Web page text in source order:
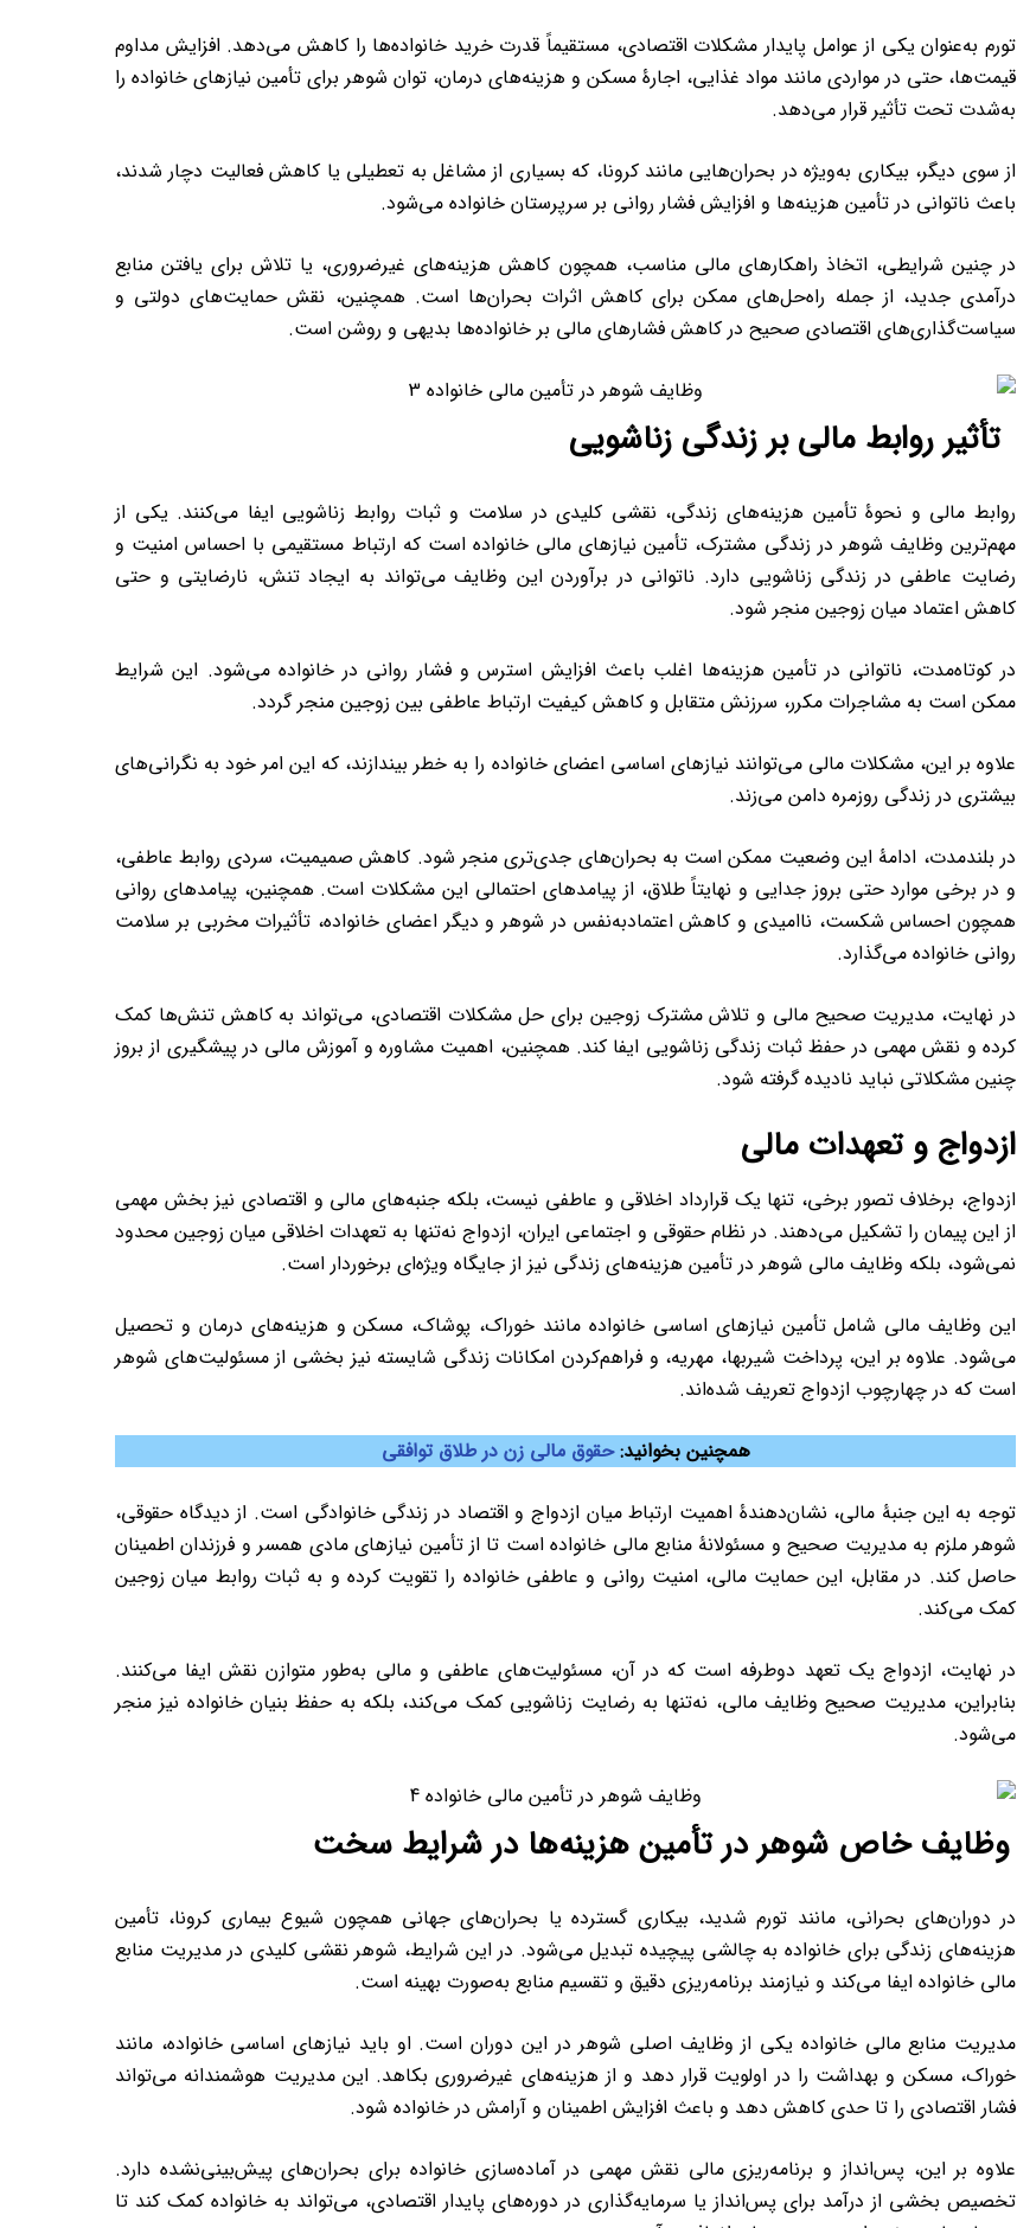
تورم به‌عنوان یکی از عوامل پایدار مشکلات اقتصادی، مستقیماً قدرت خرید خانواده‌ها را کاهش می‌دهد. افزایش مداوم
قیمت‌ها، حتی در مواردی مانند مواد غذایی، اجارۀ مسکن و هزینه‌های درمان، توان شوهر برای تأمین نیازهای خانواده را
به‌شدت تحت تأثیر قرار می‌دهد.
از سوی دیگر، بیکاری به‌ویژه در بحران‌هایی مانند کرونا، که بسیاری از مشاغل به تعطیلی یا کاهش فعالیت دچار شدند،
باعث ناتوانی در تأمین هزینه‌ها و افزایش فشار روانی بر سرپرستان خانواده می‌شود.
در چنین شرایطی، اتخاذ راهکارهای مالی مناسب، همچون کاهش هزینه‌های غیرضروری، یا تلاش برای یافتن منابع
درآمدی جدید، از جمله راه‌حل‌های ممکن برای کاهش اثرات بحران‌ها است. همچنین، نقش حمایت‌های دولتی و
سیاست‌گذاری‌های اقتصادی صحیح در کاهش فشارهای مالی بر خانواده‌ها بدیهی و روشن است.
تأثیر روابط مالی بر زندگی زناشویی
روابط مالی و نحوۀ تأمین هزینه‌های زندگی، نقشی کلیدی در سلامت و ثبات روابط زناشویی ایفا می‌کنند. یکی از
مهم‌ترین وظایف شوهر در زندگی مشترک، تأمین نیازهای مالی خانواده است که ارتباط مستقیمی با احساس امنیت و
رضایت عاطفی در زندگی زناشویی دارد. ناتوانی در برآوردن این وظایف می‌تواند به ایجاد تنش، نارضایتی و حتی
کاهش اعتماد میان زوجین منجر شود.
در کوتاه‌مدت، ناتوانی در تأمین هزینه‌ها اغلب باعث افزایش استرس و فشار روانی در خانواده می‌شود. این شرایط
ممکن است به مشاجرات مکرر، سرزنش متقابل و کاهش کیفیت ارتباط عاطفی بین زوجین منجر گردد.
علاوه بر این، مشکلات مالی می‌توانند نیازهای اساسی اعضای خانواده را به خطر بیندازند، که این امر خود به نگرانی‌های
بیشتری در زندگی روزمره دامن می‌زند.
در بلندمدت، ادامۀ این وضعیت ممکن است به بحران‌های جدی‌تری منجر شود. کاهش صمیمیت، سردی روابط عاطفی،
و در برخی موارد حتی بروز جدایی و نهایتاً طلاق، از پیامدهای احتمالی این مشکلات است. همچنین، پیامدهای روانی
همچون احساس شکست، ناامیدی و کاهش اعتمادبه‌نفس در شوهر و دیگر اعضای خانواده، تأثیرات مخربی بر سلامت
روانی خانواده می‌گذارد.
در نهایت، مدیریت صحیح مالی و تلاش مشترک زوجین برای حل مشکلات اقتصادی، می‌تواند به کاهش تنش‌ها کمک
کرده و نقش مهمی در حفظ ثبات زندگی زناشویی ایفا کند. همچنین، اهمیت مشاوره و آموزش مالی در پیشگیری از بروز
چنین مشکلاتی نباید نادیده گرفته شود.
ازدواج و تعهدات مالی
ازدواج، برخلاف تصور برخی، تنها یک قرارداد اخلاقی و عاطفی نیست، بلکه جنبه‌های مالی و اقتصادی نیز بخش مهمی
از این پیمان را تشکیل می‌دهند. در نظام حقوقی و اجتماعی ایران، ازدواج نه‌تنها به تعهدات اخلاقی میان زوجین محدود
نمی‌شود، بلکه وظایف مالی شوهر در تأمین هزینه‌های زندگی نیز از جایگاه ویژه‌ای برخوردار است.
این وظایف مالی شامل تأمین نیازهای اساسی خانواده مانند خوراک، پوشاک، مسکن و هزینه‌های درمان و تحصیل
می‌شود. علاوه بر این، پرداخت شیربها، مهریه، و فراهم‌کردن امکانات زندگی شایسته نیز بخشی از مسئولیت‌های شوهر
است که در چهارچوب ازدواج تعریف شده‌اند.
همچنین بخوانید:حقوق مالی زن در طلاق توافقی
توجه به این جنبۀ مالی، نشان‌دهندۀ اهمیت ارتباط میان ازدواج و اقتصاد در زندگی خانوادگی است. از دیدگاه حقوقی،
شوهر ملزم به مدیریت صحیح و مسئولانۀ منابع مالی خانواده است تا از تأمین نیازهای مادی همسر و فرزندان اطمینان
حاصل کند. در مقابل، این حمایت مالی، امنیت روانی و عاطفی خانواده را تقویت کرده و به ثبات روابط میان زوجین
کمک می‌کند.
در نهایت، ازدواج یک تعهد دوطرفه است که در آن، مسئولیت‌های عاطفی و مالی به‌طور متوازن نقش ایفا می‌کنند.
بنابراین، مدیریت صحیح وظایف مالی، نه‌تنها به رضایت زناشویی کمک می‌کند، بلکه به حفظ بنیان خانواده نیز منجر
می‌شود.
وظایف خاص شوهر در تأمین هزینه‌ها در شرایط سخت
در دوران‌های بحرانی، مانند تورم شدید، بیکاری گسترده یا بحران‌های جهانی همچون شیوع بیماری کرونا، تأمین
هزینه‌های زندگی برای خانواده به چالشی پیچیده تبدیل می‌شود. در این شرایط، شوهر نقشی کلیدی در مدیریت منابع
مالی خانواده ایفا می‌کند و نیازمند برنامه‌ریزی دقیق و تقسیم منابع به‌صورت بهینه است.
مدیریت منابع مالی خانواده یکی از وظایف اصلی شوهر در این دوران است. او باید نیازهای اساسی خانواده، مانند
خوراک، مسکن و بهداشت را در اولویت قرار دهد و از هزینه‌های غیرضروری بکاهد. این مدیریت هوشمندانه می‌تواند
فشار اقتصادی را تا حدی کاهش دهد و باعث افزایش اطمینان و آرامش در خانواده شود.
علاوه بر این، پس‌انداز و برنامه‌ریزی مالی نقش مهمی در آماده‌سازی خانواده برای بحران‌های پیش‌بینی‌نشده دارد.
تخصیص بخشی از درآمد برای پس‌انداز یا سرمایه‌گذاری در دوره‌های پایدار اقتصادی، می‌تواند به خانواده کمک کند تا